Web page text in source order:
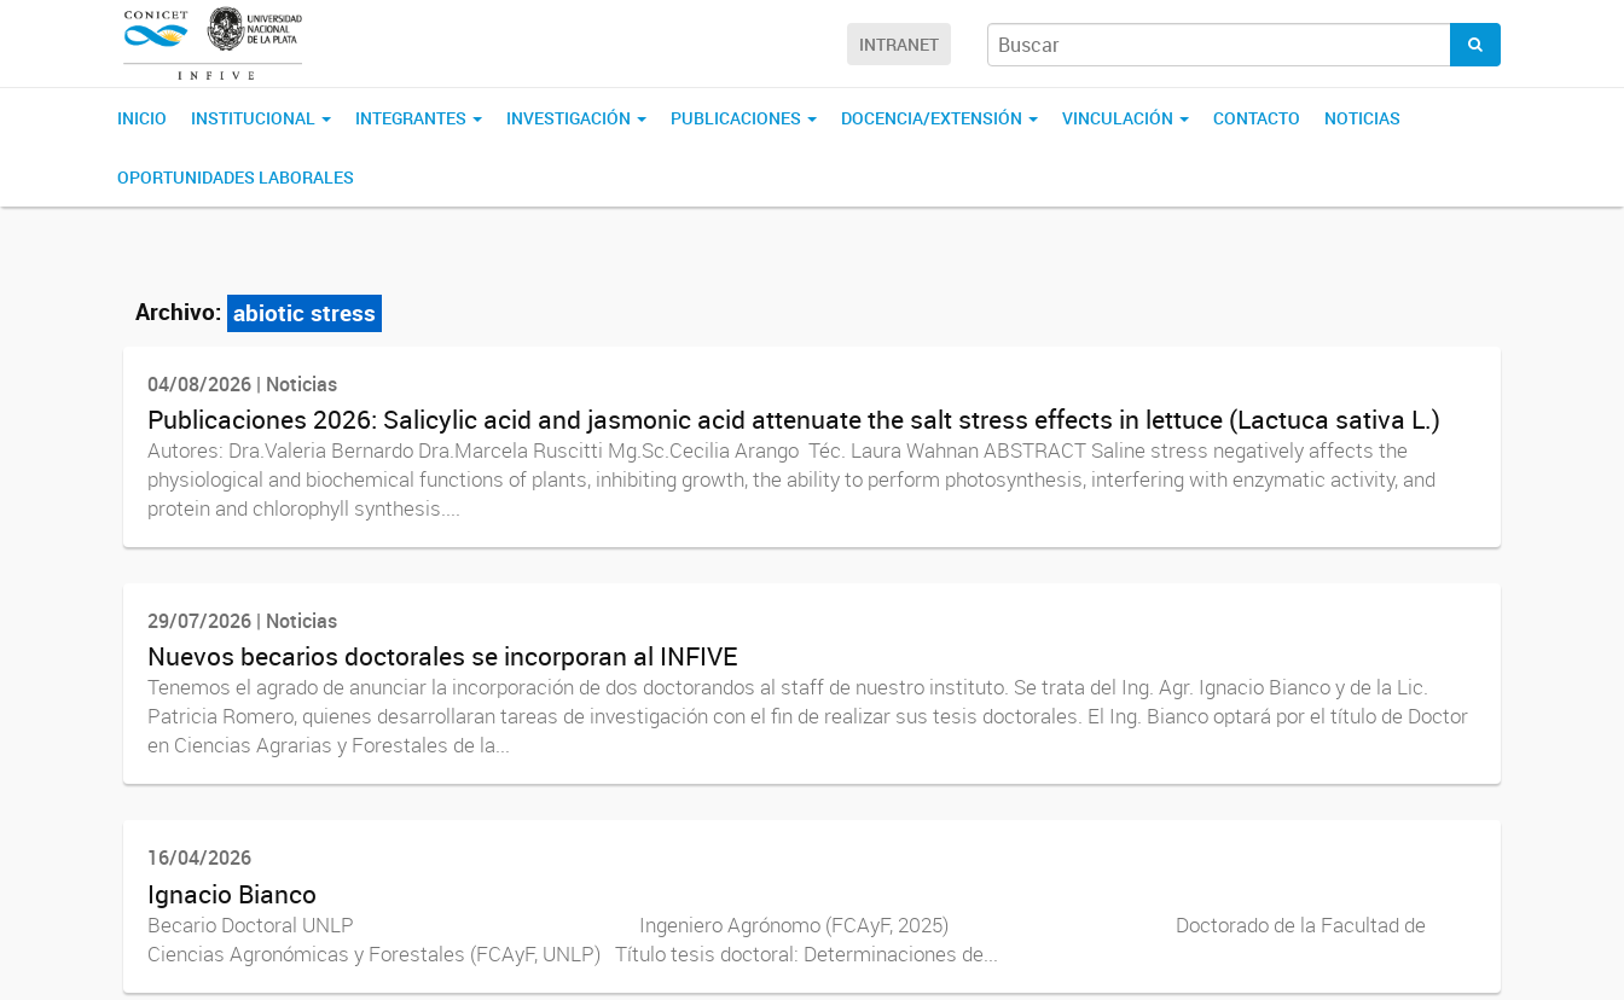
INTRANET
INICIO INSTITUCIONAL INTEGRANTES INVESTIGACIÓN PUBLICACIONES DOCENCIA/EXTENSIÓN VINCULACIÓN CONTACTO NOTICIAS
OPORTUNIDADES LABORALES
Archivo: abiotic stress
04/08/2026 | Noticias
Publicaciones 2026: Salicylic acid and jasmonic acid attenuate the salt stress effects in lettuce (Lactuca sativa L.)
Autores: Dra.Valeria Bernardo Dra.Marcela Ruscitti Mg.Sc.Cecilia Arango Téc. Laura Wahnan ABSTRACT Saline stress negatively affects the
physiological and biochemical functions of plants, inhibiting growth, the ability to perform photosynthesis, interfering with enzymatic activity, and
protein and chlorophyll synthesis....
29/07/2026 | Noticias
Nuevos becarios doctorales se incorporan al INFIVE
Tenemos el agrado de anunciar la incorporación de dos doctorandos al staff de nuestro instituto. Se trata del Ing. Agr. Ignacio Bianco y de la Lic.
Patricia Romero, quienes desarrollaran tareas de investigación con el fin de realizar sus tesis doctorales. El Ing. Bianco optará por el título de Doctor
en Ciencias Agrarias y Forestales de la...
16/04/2026
Ignacio Bianco
Becario Doctoral UNLP Ingeniero Agrónomo (FCAyF, 2025) Doctorado de la Facultad de
Ciencias Agronómicas y Forestales (FCAyF, UNLP) Título tesis doctoral: Determinaciones de...